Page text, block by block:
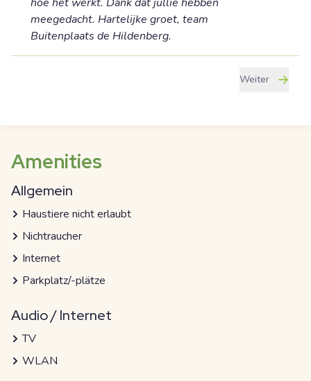
meegedacht. Hartelijke groet, team
Buitenplaats de Hildenberg.
Weiter
Amenities
Allgemein
Haustiere nicht erlaubt
Nichtraucher
Internet
Parkplatz/-plätze
Audio / Internet
TV
WLAN